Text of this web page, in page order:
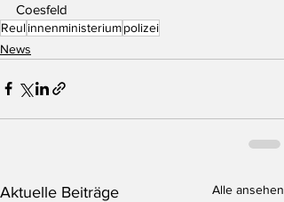
Coesfeld
Reulinnenministeriumpolizei
News
Aktuelle Beiträge Alle ansehen